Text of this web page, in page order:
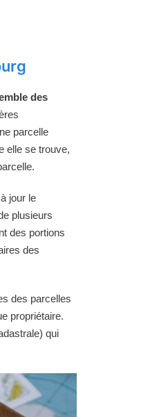
des
parcelle
elle se trouve,
jour le
plusieurs
des portions
des
des parcelles
propriétaire.
qui